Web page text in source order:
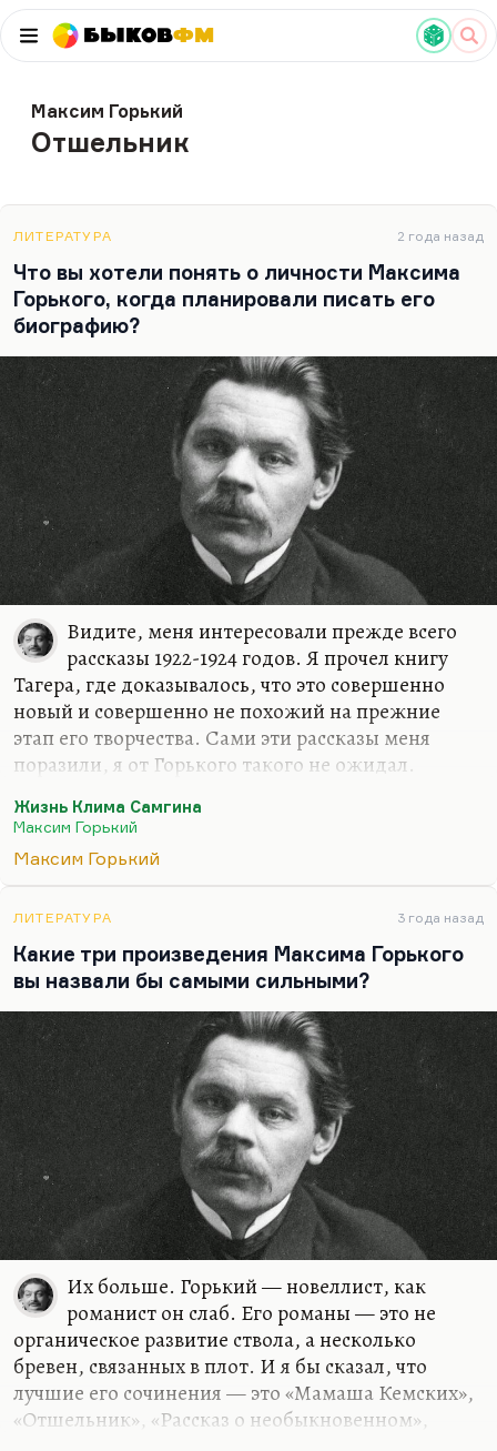
БыковФМ
Максим Горький
Отшельник
ЛИТЕРАТУРА 2 года назад
Что вы хотели понять о личности Максима
Горького, когда планировали писать его
биографию?
Видите, меня интересовали прежде всего
рассказы 1922-1924 годов. Я прочел книгу
Тагера, где доказывалось, что это совершенно
новый и совершенно не похожий на прежние
этап его творчества. Сами эти рассказы меня
поразили, я от Горького такого не ожидал.
сильно меня удивил рассказ «О первой любви» и
«Голубая жизнь». «Карамора» произвела во мне
полную революцию, «Рассказ о необыкновенном»
прочел «Сторожа» и очень сильно обалдел, потом
«Мамашу Кемских», потом в целом «Заметки из
дневника. Воспоминания». И вот я начал думать,
каким образом этот человек, знающий о людях
ужасное и чуткий к этому ужасному, каким…
Жизнь Клима Самгина
Максим Горький
Максим Горький
ЛИТЕРАТУРА 3 года назад
Какие три произведения Максима Горького
вы назвали бы самыми сильными?
Их больше. Горький — новеллист, как
романист он слаб. Его романы — это не
органическое развитие ствола, а несколько
бревен, связанных в плот. И я бы сказал, что
лучшие его сочинения — это «Мамаша Кемских»,
«Отшельник», «Рассказ о необыкновенном»,